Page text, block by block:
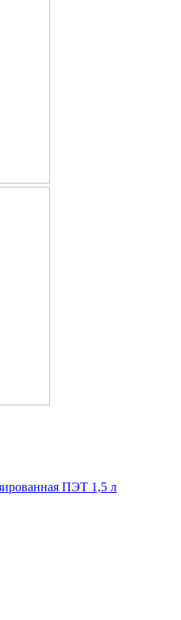
ПЭТ 1,5 л